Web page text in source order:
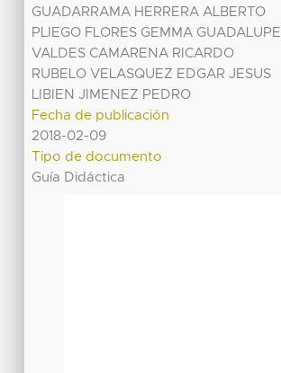
GUADARRAMA HERRERA ALBERTO
PLIEGO FLORES GEMMA GUADALUPE
VALDES CAMARENA RICARDO
RUBELO VELASQUEZ EDGAR JESUS
LIBIEN JIMENEZ PEDRO
Fecha de publicación
2018-02-09
Tipo de documento
Guía Didáctica